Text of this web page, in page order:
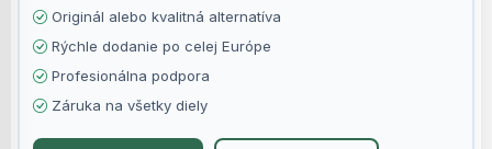
Originál alebo kvalitná alternatíva
Rýchle dodanie po celej Európe
Profesionálna podpora
Záruka na všetky diely